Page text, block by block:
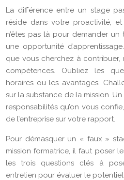
La différence entre un stage
réside dans votre proactivité, et
n’êtes pas là pour demander un
une opportunité
que vous cherchez à contribuer,
compétences. Oubliez les
horaires ou les avantages.
sur la substance de la mission.
responsabilités qu’on vous
de l’entreprise sur votre rapport.
Pour démasquer un « faux »
mission formatrice, il faut poser
les trois questions clés à
entretien pour évaluer le potentiel